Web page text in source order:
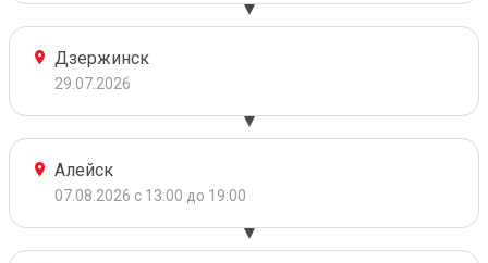
Дзержинск
29.07.2026
Алейск
07.08.2026 с 13:00 до 19:00